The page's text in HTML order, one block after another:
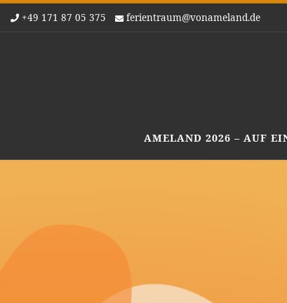
Zum Inhalt springen
+49 171 87 05 375 ferientraum@vonameland.de
AMELAND 2026 – AUF